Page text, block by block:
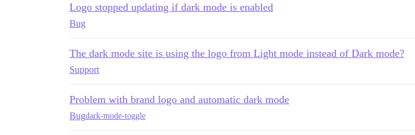
Logo stopped updating if dark mode is enabled
Bug
The dark mode site is using the logo from Light mode instead of Dark mode?
Support
Problem with brand logo and automatic dark mode
Bugdark-mode-toggle